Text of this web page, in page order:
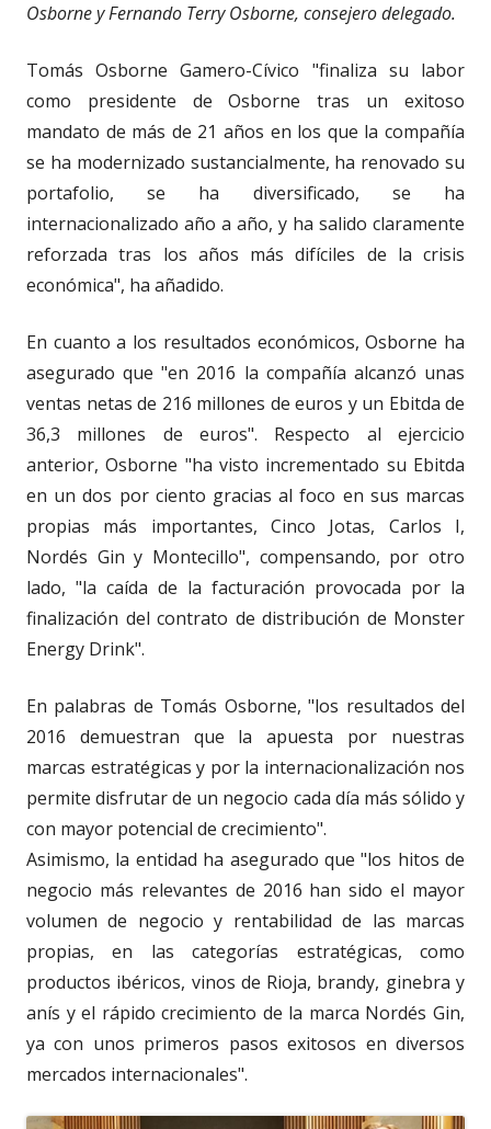
Osborne y Fernando Terry Osborne, consejero delegado.
Tomás Osborne Gamero-Cívico "finaliza su labor
como presidente de Osborne tras un exitoso
mandato de más de 21 años en los que la compañía
se ha modernizado sustancialmente, ha renovado su
portafolio, se ha diversificado, se ha
internacionalizado año a año, y ha salido claramente
reforzada tras los años más difíciles de la crisis
económica", ha añadido.
En cuanto a los resultados económicos, Osborne ha
asegurado que "en 2016 la compañía alcanzó unas
ventas netas de 216 millones de euros y un Ebitda de
36,3 millones de euros". Respecto al ejercicio
anterior, Osborne "ha visto incrementado su Ebitda
en un dos por ciento gracias al foco en sus marcas
propias más importantes, Cinco Jotas, Carlos I,
Nordés Gin y Montecillo", compensando, por otro
lado, "la caída de la facturación provocada por la
finalización del contrato de distribución de Monster
Energy Drink".
En palabras de Tomás Osborne, "los resultados del
2016 demuestran que la apuesta por nuestras
marcas estratégicas y por la internacionalización nos
permite disfrutar de un negocio cada día más sólido y
con mayor potencial de crecimiento".
Asimismo, la entidad ha asegurado que "los hitos de
negocio más relevantes de 2016 han sido el mayor
volumen de negocio y rentabilidad de las marcas
propias, en las categorías estratégicas, como
productos ibéricos, vinos de Rioja, brandy, ginebra y
anís y el rápido crecimiento de la marca Nordés Gin,
ya con unos primeros pasos exitosos en diversos
mercados internacionales".